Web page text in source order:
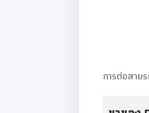
การต่อสาย